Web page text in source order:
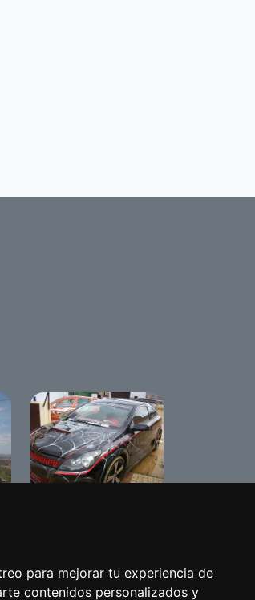
para mejorar tu experiencia de
contenidos personalizados y